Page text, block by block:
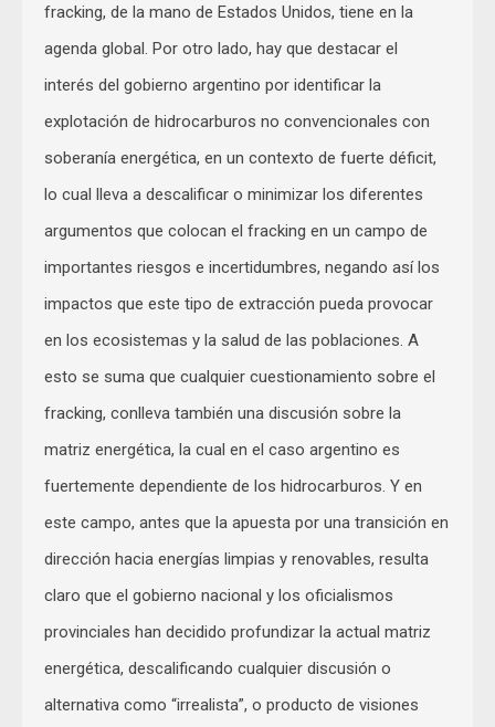
fracking, de la mano de Estados Unidos, tiene en la
agenda global. Por otro lado, hay que destacar el
interés del gobierno argentino por identificar la
explotación de hidrocarburos no convencionales con
soberanía energética, en un contexto de fuerte déficit,
lo cual lleva a descalificar o minimizar los diferentes
argumentos que colocan el fracking en un campo de
importantes riesgos e incertidumbres, negando así los
impactos que este tipo de extracción pueda provocar
en los ecosistemas y la salud de las poblaciones. A
esto se suma que cualquier cuestionamiento sobre el
fracking, conlleva también una discusión sobre la
matriz energética, la cual en el caso argentino es
fuertemente dependiente de los hidrocarburos. Y en
este campo, antes que la apuesta por una transición en
dirección hacia energías limpias y renovables, resulta
claro que el gobierno nacional y los oficialismos
provinciales han decidido profundizar la actual matriz
energética, descalificando cualquier discusión o
alternativa como “irrealista”, o producto de visiones